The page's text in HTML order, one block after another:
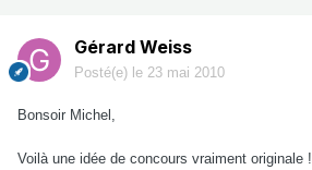
Gérard Weiss
Posté(e) le 23 mai 2010
Bonsoir Michel,
Voilà une idée de concours vraiment originale !